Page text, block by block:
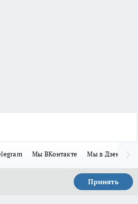
Мы ВКонтакте Мы в Дзене
Принять